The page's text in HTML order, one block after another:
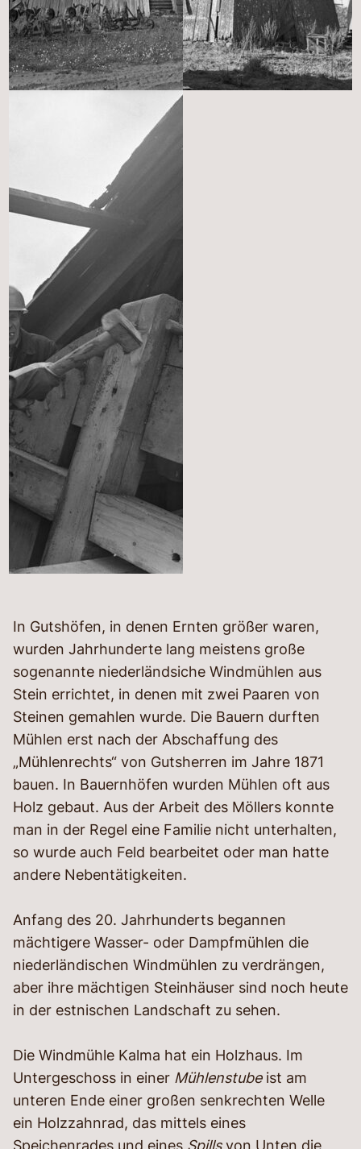
In Gutshöfen, in denen Ernten größer waren,
wurden Jahrhunderte lang meistens große
sogenannte niederländsiche Windmühlen aus
Stein errichtet, in denen mit zwei Paaren von
Steinen gemahlen wurde. Die Bauern durften
Mühlen erst nach der Abschaffung des
„Mühlenrechts“ von Gutsherren im Jahre 1871
bauen. In Bauernhöfen wurden Mühlen oft aus
Holz gebaut. Aus der Arbeit des Möllers konnte
man in der Regel eine Familie nicht unterhalten,
so wurde auch Feld bearbeitet oder man hatte
andere Nebentätigkeiten.
Anfang des 20. Jahrhunderts begannen
mächtigere Wasser- oder Dampfmühlen die
niederländischen Windmühlen zu verdrängen,
aber ihre mächtigen Steinhäuser sind noch heute
in der estnischen Landschaft zu sehen.
Die Windmühle Kalma hat ein Holzhaus. Im
Untergeschoss in einer Mühlenstubeist am
unteren Ende einer großen senkrechten Welle
ein Holzzahnrad, das mittels eines
Speichenrades und eines Spillsvon Unten die